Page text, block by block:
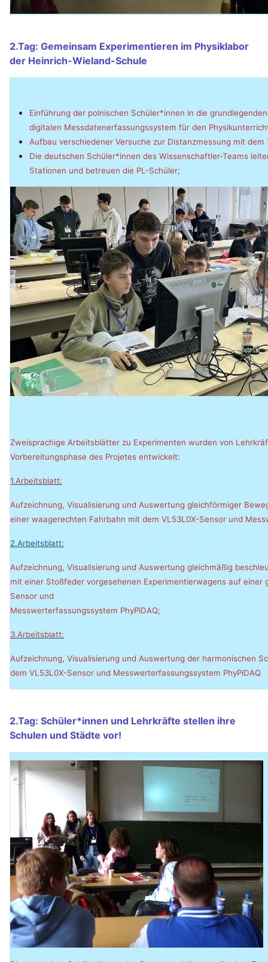
2.Tag: Gemeinsam Experimentieren im Physiklabor
der Heinrich-Wieland-Schule
Einführung der polnischen Schüler*innen in die
digitalen Messdatenerfassungssystem für den
Aufbau verschiedener Versuche zur Distanzmessung mit
Die deutschen Schüler*innen des Wissenschaftler-Teams
Stationen und betreuen die PL-Schüler;
Zweisprachige Arbeitsblätter zu Experimenten wurden von
Vorbereitungsphase des Projetes entwickelt:
1.Arbeitsblatt:
Aufzeichnung, Visualisierung und Auswertung gleichförmiger
einer waagerechten Fahrbahn mit dem VL53L0X-Sensor und
2.Arbeitsblatt:
Aufzeichnung, Visualisierung und Auswertung gleichmäßig
mit einer Stoßfeder vorgesehenen Experimentierwagens auf einer
Sensor und
Messwerterfassungssystem PhyPiDAQ;
3.Arbeitsblatt:
Aufzeichnung, Visualisierung und Auswertung der harmonischen
dem VL53L0X-Sensor und Messwerterfassungssystem PhyPiDAQ
2.Tag: Schüler*innen und Lehrkräfte stellen ihre
Schulen und Städte vor!